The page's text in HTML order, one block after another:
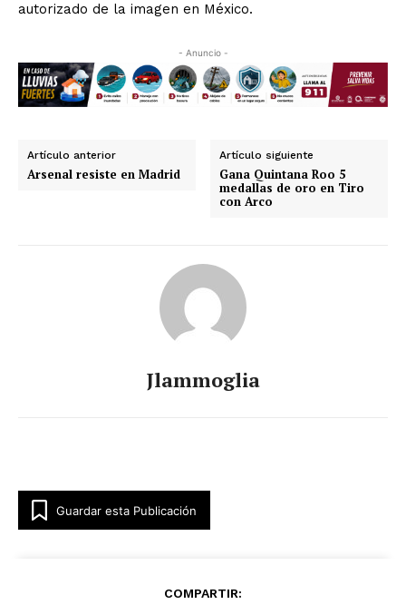
autorizado de la imagen en México.
- Anuncio -
Artículo anterior
Arsenal resiste en Madrid
Artículo siguiente
Gana Quintana Roo 5
medallas de oro en Tiro
con Arco
Jlammoglia
Guardar esta Publicación
COMPARTIR: